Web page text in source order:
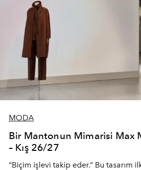
MODA
Bir Mantonun Mimarisi Max
– Kış 26/27
“Biçim işlevi takip eder.” Bu tasarım